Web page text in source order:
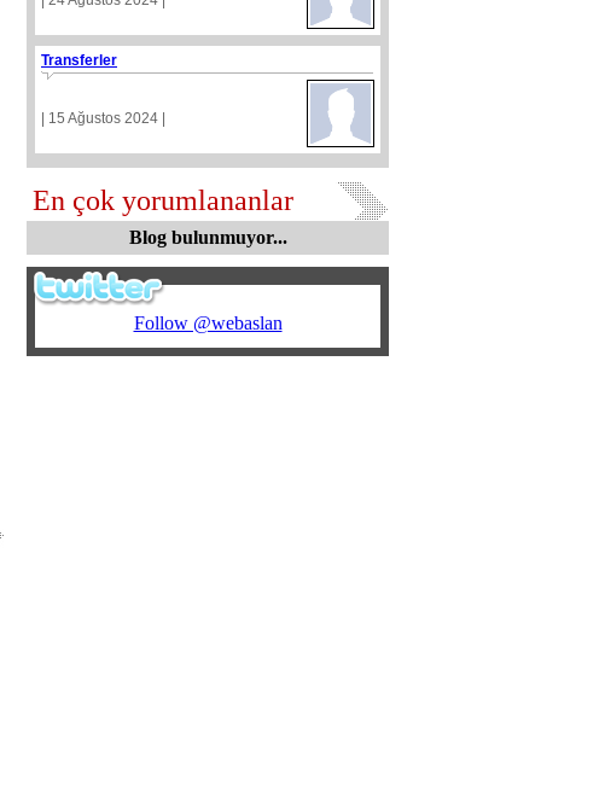
Transferler
| 15 Ağustos 2024 |
En çok yorumlananlar
Blog bulunmuyor...
Follow @webaslan